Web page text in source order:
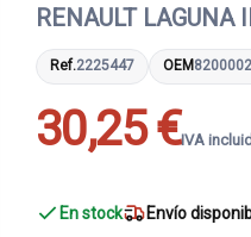
RENAULT LAGUNA
Ref.2225447 OEM
30,25 €IVA
En stock Envío